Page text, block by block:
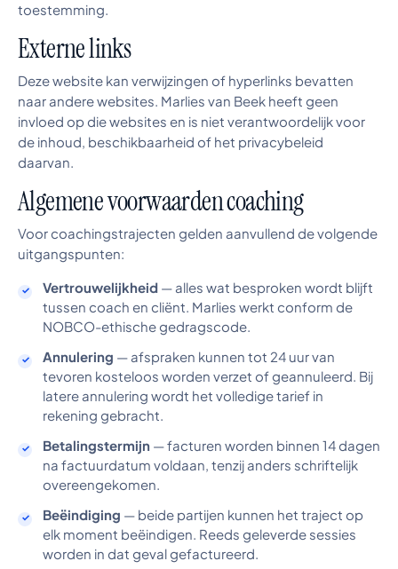
toestemming.
Externe links
Deze website kan verwijzingen of hyperlinks bevatten
naar andere websites. Marlies van Beek heeft geen
invloed op die websites en is niet verantwoordelijk voor
de inhoud, beschikbaarheid of het privacybeleid
daarvan.
Algemene voorwaarden coaching
Voor coachingstrajecten gelden aanvullend de volgende
uitgangspunten:
Vertrouwelijkheid — alles wat besproken wordt blijft
tussen coach en cliënt. Marlies werkt conform de
NOBCO-ethische gedragscode.
Annulering — afspraken kunnen tot 24 uur van
tevoren kosteloos worden verzet of geannuleerd. Bij
latere annulering wordt het volledige tarief in
rekening gebracht.
Betalingstermijn — facturen worden binnen 14 dagen
na factuurdatum voldaan, tenzij anders schriftelijk
overeengekomen.
Beëindiging — beide partijen kunnen het traject op
elk moment beëindigen. Reeds geleverde sessies
worden in dat geval gefactureerd.